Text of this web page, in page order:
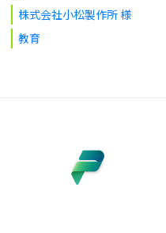
株式会社小松製作所 様
教育